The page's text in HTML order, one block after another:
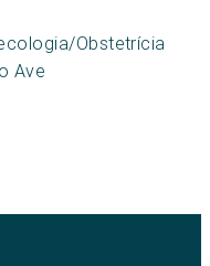
Obstetrícia
Ave